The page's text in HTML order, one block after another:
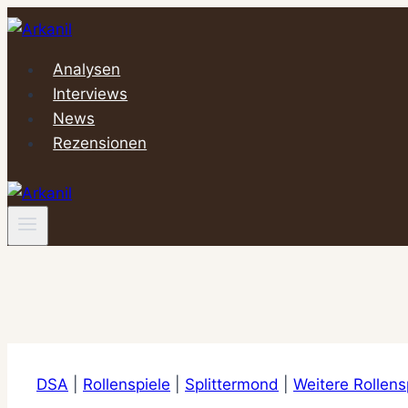
Zum
springenAnalysen
Interviews
News
Rezensionen
DSA Rollenspiele Splittermond Weitere